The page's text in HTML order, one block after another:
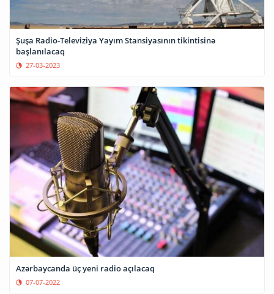
Şuşa Radio-Televiziya Yayım Stansiyasının tikintisinə
başlanılacaq
27-03-2023
Azərbaycanda üç yeni radio açılacaq
07-07-2022